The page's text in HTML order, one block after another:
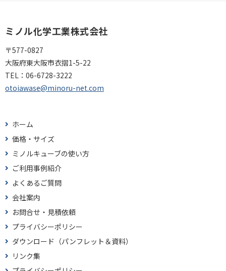
ミノル化学工業株式会社
〒577-0827
大阪府東大阪市衣摺1-5-22
TEL： 06-6728-3222
otoiawase@minoru-net.com
ホーム
価格・サイズ
ミノルキューブの使い方
ご利用事例紹介
よくあるご質問
会社案内
お問合せ・見積依頼
プライバシーポリシー
ダウンロード（パンフレット＆資料）
リンク集